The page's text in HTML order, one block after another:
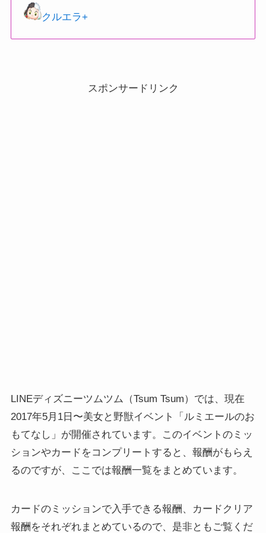
クルエラ+
スポンサードリンク
LINEディズニーツムツム（Tsum Tsum）では、現在
2017年5月1日〜美女と野獣イベント「ルミエールのお
もてなし」が開催されています。このイベントのミッ
ションやカードをコンプリートすると、報酬がもらえ
るのですが、ここでは報酬一覧をまとめています。
カードのミッションで入手できる報酬、カードクリア
報酬をそれぞれまとめているので、是非ともご覧くだ